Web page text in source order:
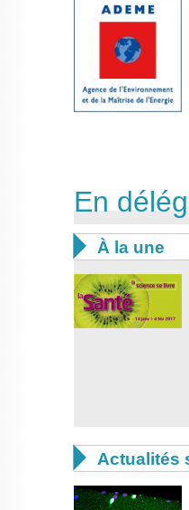
En
 À la une
 Actualités